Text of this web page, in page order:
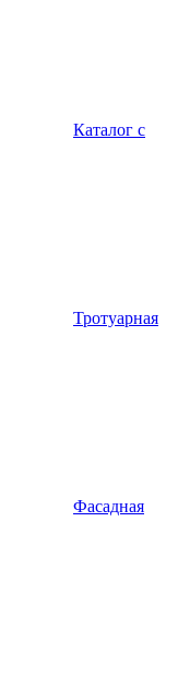
Каталог с
Тротуарная
Фасадная